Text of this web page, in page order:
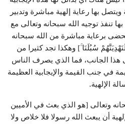
ويتصل بها رعاية إلهية مباشرة وتدبير
تنفذ توجيه الله سبحانه وتعالى مع
برعاية مباشرة من الله سبحانه
سُبُلَنَا ۚ] وهكذا تجد كثيرا من
هذا الجانب، فما الذي يصرف الناس
في جنب القيمة والإيجابية العظيمة
الإلهية.
وتعالى [هو الذي بعث في الأميين
أن يبعث الله رسولا فلا خلاص ولا